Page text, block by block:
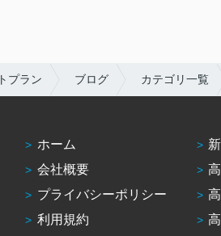
プラン ブログ カテゴリ一覧
ホーム
会社概要
プライバシーポリシー
利用規約